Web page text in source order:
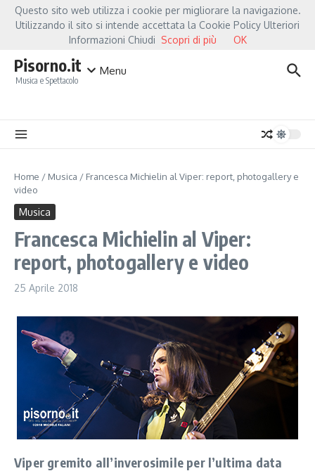
Salta al contenuto
Hot NewsFiorella Mannoia, a Capannori nasce “Anime Salve”: la data zero è un
Pisorno.it
Musica e Spettacolo
Menu
Home / Musica / Francesca Michielin al Viper: report, photogallery e
video
Musica
Francesca Michielin al Viper:
report, photogallery e video
25 Aprile 2018
Viper gremito all’inverosimile per l’ultima data
Questo sito web utilizza i cookie per migliorare la navigazione.
Utilizzando il sito si intende accettata la Cookie Policy Ulteriori
Informazioni Chiudi Scopri di più OK